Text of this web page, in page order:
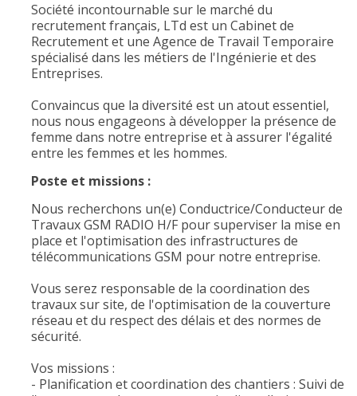
Société incontournable sur le marché du
recrutement français, LTd est un Cabinet de
Recrutement et une Agence de Travail Temporaire
spécialisé dans les métiers de l'Ingénierie et des
Entreprises.
Convaincus que la diversité est un atout essentiel,
nous nous engageons à développer la présence de
femme dans notre entreprise et à assurer l'égalité
entre les femmes et les hommes.
Poste et missions :
Nous recherchons un(e) Conductrice/Conducteur de
Travaux GSM RADIO H/F pour superviser la mise en
place et l'optimisation des infrastructures de
télécommunications GSM pour notre entreprise.
Vous serez responsable de la coordination des
travaux sur site, de l'optimisation de la couverture
réseau et du respect des délais et des normes de
sécurité.
Vos missions :
- Planification et coordination des chantiers : Suivi de